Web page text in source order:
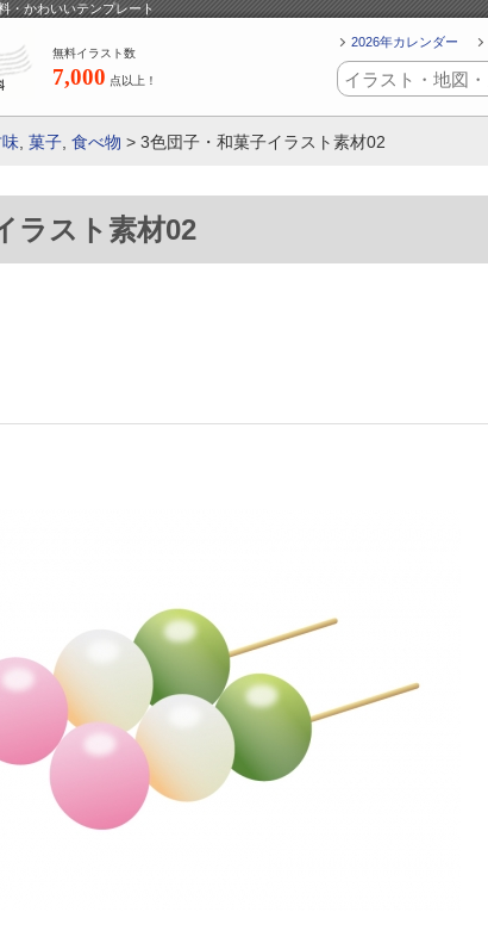
・かわいいテンプレート
無料イラスト数
7,000 点以上！
2026年カレンダー
菓子 食べ物 > 3色団子・和菓子イラスト素材02
ラスト素材02